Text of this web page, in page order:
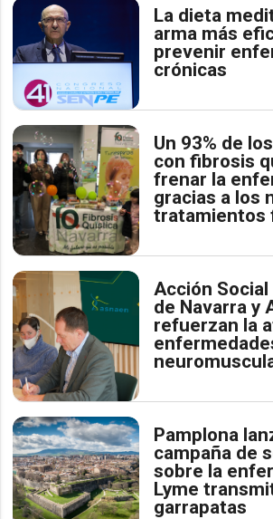
La dieta
arma más
prevenir
crónicas
Un 93% de
con fibrosis
frenar la
gracias a los
tratamientos
Acción Social
de Navarra y
refuerzan la
Pamplona
campaña de
sobre la
Lyme
garrapatas